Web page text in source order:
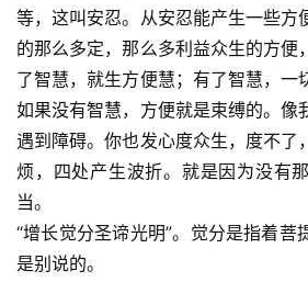
等，这叫安忍。从安忍能产生一些方
的那么多定，那么多利益众生的方便
了智慧，就生方便慧；有了智慧，一
如果没有智慧，方便就是束缚的。像
遇到障碍。你也发心度众生，度不了
烦，四处产生波折。就是因为没有
当。
“增长觉分圣谛光明”。觉分是指着菩
是别说的。